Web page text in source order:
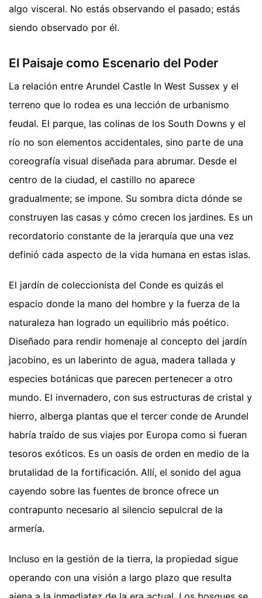
algo visceral. No estás observando el pasado; estás
siendo observado por él.
El Paisaje como Escenario del Poder
La relación entre Arundel Castle In West Sussex y el
terreno que lo rodea es una lección de urbanismo
feudal. El parque, las colinas de los South Downs y el
río no son elementos accidentales, sino parte de una
coreografía visual diseñada para abrumar. Desde el
centro de la ciudad, el castillo no aparece
gradualmente; se impone. Su sombra dicta dónde se
construyen las casas y cómo crecen los jardines. Es un
recordatorio constante de la jerarquía que una vez
definió cada aspecto de la vida humana en estas islas.
El jardín de coleccionista del Conde es quizás el
espacio donde la mano del hombre y la fuerza de la
naturaleza han logrado un equilibrio más poético.
Diseñado para rendir homenaje al concepto del jardín
jacobino, es un laberinto de agua, madera tallada y
especies botánicas que parecen pertenecer a otro
mundo. El invernadero, con sus estructuras de cristal y
hierro, alberga plantas que el tercer conde de Arundel
habría traído de sus viajes por Europa como si fueran
tesoros exóticos. Es un oasis de orden en medio de la
brutalidad de la fortificación. Allí, el sonido del agua
cayendo sobre las fuentes de bronce ofrece un
contrapunto necesario al silencio sepulcral de la
armería.
Incluso en la gestión de la tierra, la propiedad sigue
operando con una visión a largo plazo que resulta